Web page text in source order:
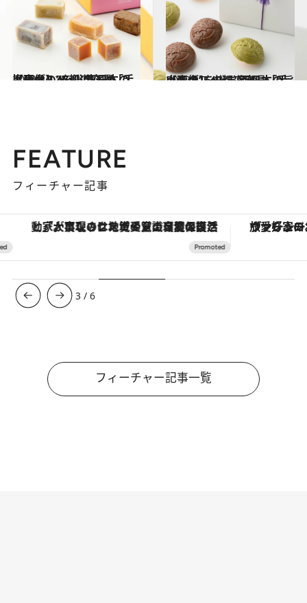
2021.12.25
【画像】47都道府県「手土産グルメ」 “東日本の旨いもの”を総まとめ
グルメ 2022.1.7
【画像】47都道府県「手土産グルメ」 “西日本の旨いもの”を総まとめ
グルメ
FEATURE
フィーチャー記事
「大事なのは地域の意識を変えること」。ロレックス賞受賞の自然保護活動家が実現させたナイジェリアの自然環境の復活 ヴァシュロン・コンスタンタ
3 /6
フィーチャー記事一覧